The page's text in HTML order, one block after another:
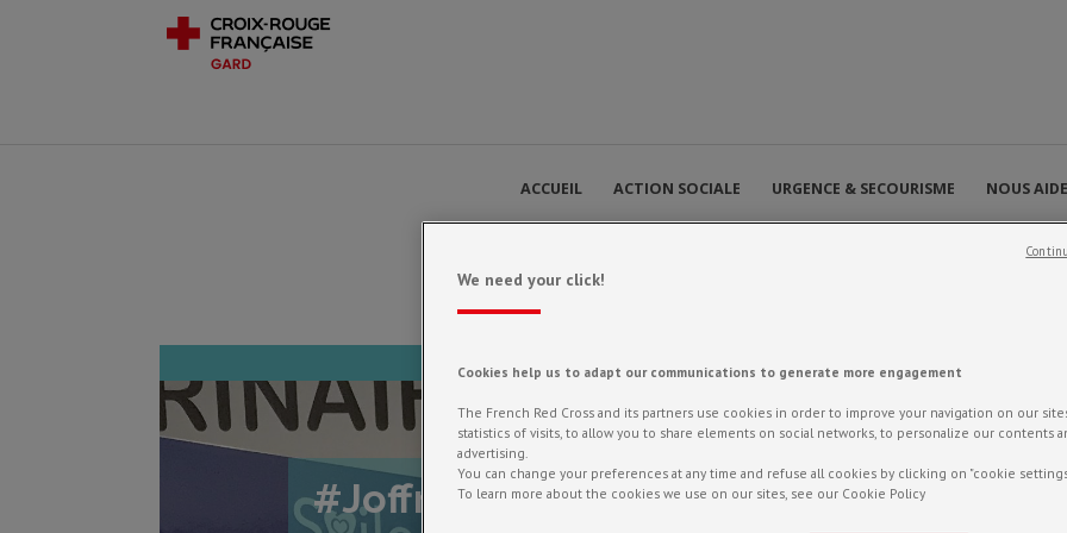
ACCUEIL ACTION SOCIALE URGENCE & SECOURISME NOUS
#Joffre1masque – l’opération continue
We need your click!
Cookies help us to adapt our communications to generate more engagement
The French Red Cross and its partners use cookies in order to improve your navigation on our
statistics of visits, to allow you to share elements on social networks, to personalize our contents
advertising.
You can change your preferences at any time and refuse all cookies by clicking on "cookie
To learn more about the cookies we use on our sites, see our Cookie Policy